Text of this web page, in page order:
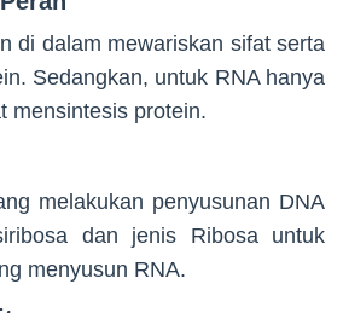
di dalam mewariskan sifat serta
Sedangkan, untuk RNA hanya
mensintesis protein.
melakukan penyusunan DNA
dan jenis Ribosa untuk
menyusun RNA.